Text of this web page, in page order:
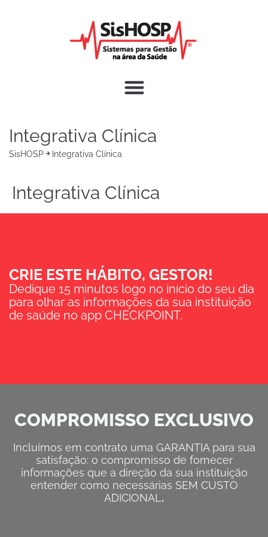
Integrativa Clínica
SisHOSP Integrativa Clínica
Integrativa Clínica
CRIE ESTE HÁBITO, GESTOR!
Dedique 15 minutos logo no início do seu dia
para olhar as informações da sua instituição
de saúde no app CHECKPOINT.
COMPROMISSO EXCLUSIVO
Incluímos em contrato uma GARANTIA para sua
satisfação: o compromisso de fornecer
informações que a direção da sua instituição
entender como necessárias SEM CUSTO
ADICIONAL .